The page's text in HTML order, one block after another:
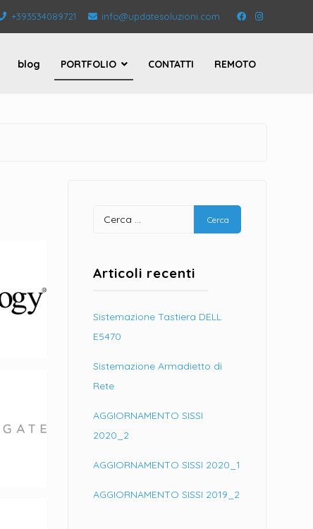
+393534089721 info@updatesoluzioni.com FacebookInstagram
blog PORTFOLIO CONTATTI REMOTO
Ricerca
per:
Articoli recenti
Sistemazione Tastiera DELL
E5470
Sistemazione Armadietto di
Rete
AGGIORNAMENTO SISSI
2020_2
AGGIORNAMENTO SISSI 2020_1
AGGIORNAMENTO SISSI 2019_2